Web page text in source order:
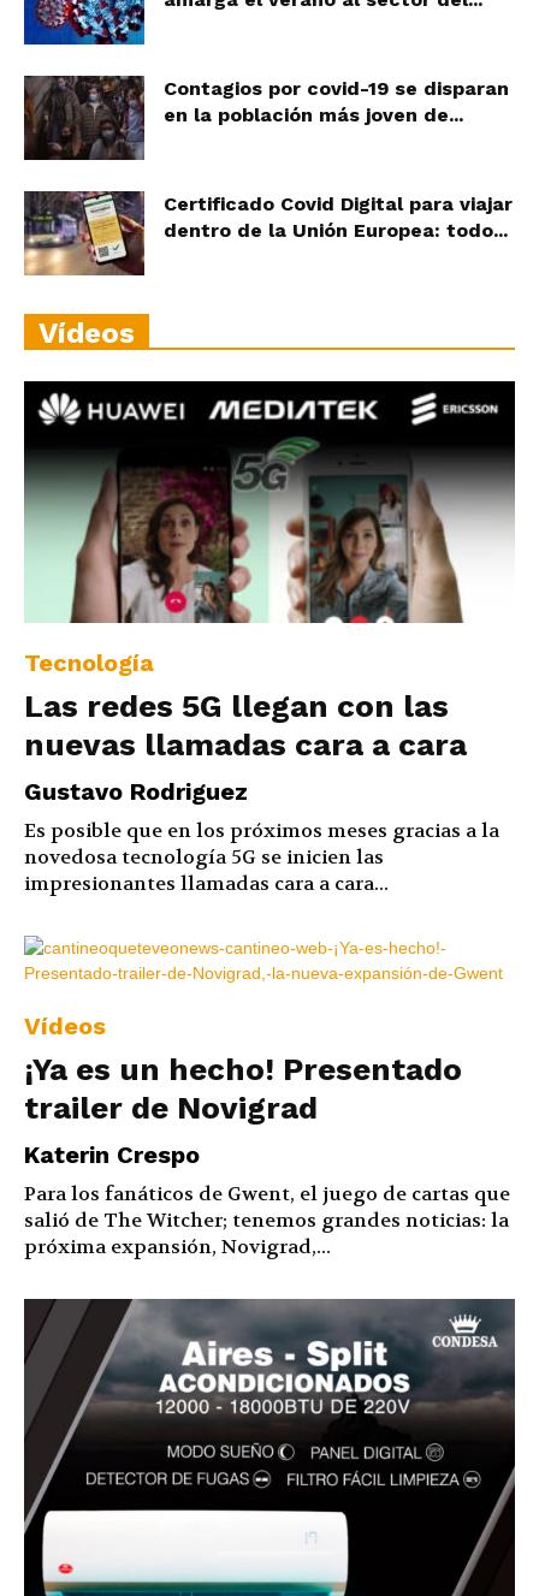
Contagios por covid-19 se disparan
en la población más joven de...
Certificado Covid Digital para viajar
dentro de la Unión Europea: todo...
Vídeos
Tecnología
Las redes 5G llegan con las
nuevas llamadas cara a cara
Gustavo Rodriguez
Es posible que en los próximos meses gracias a la
novedosa tecnología 5G se inicien las
impresionantes llamadas cara a cara...
Vídeos
¡Ya es un hecho! Presentado
trailer de Novigrad
Katerin Crespo
Para los fanáticos de Gwent, el juego de cartas que
salió de The Witcher; tenemos grandes noticias: la
próxima expansión, Novigrad,...